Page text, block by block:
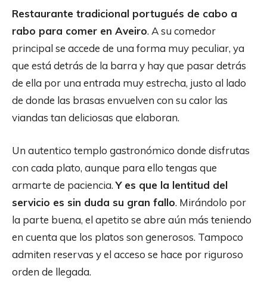
Restaurante tradicional portugués de cabo a
rabo para comer en Aveiro. A su comedor
principal se accede de una forma muy peculiar, ya
que está detrás de la barra y hay que pasar detrás
de ella por una entrada muy estrecha, justo al lado
de donde las brasas envuelven con su calor las
viandas tan deliciosas que elaboran.
Un autentico templo gastronómico donde disfrutas
con cada plato, aunque para ello tengas que
armarte de paciencia.Y es que la lentitud del
servicio es sin duda su gran fallo. Mirándolo por
la parte buena, el apetito se abre aún más teniendo
en cuenta que los platos son generosos. Tampoco
admiten reservas y el acceso se hace por riguroso
orden de llegada.